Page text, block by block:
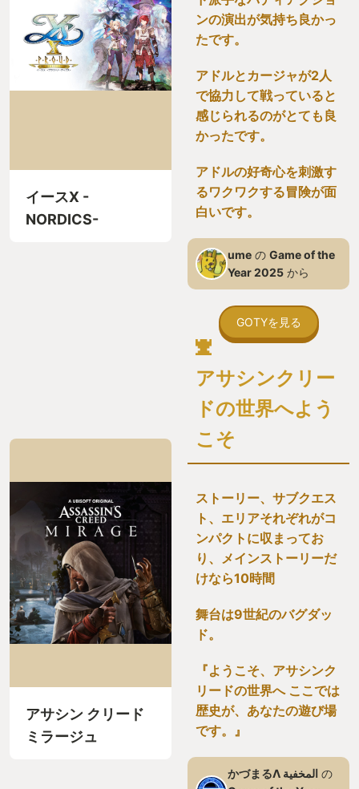
イースX -
NORDICS-
ンの演出が気持ち良かっ
たです。
アドルとカージャが2人
で協力して戦っていると
感じられるのがとても良
かったです。
アドルの好奇心を刺激す
るワクワクする冒険が面
白いです。
ume の Game of the
Year 2025 から
GOTYを見る
アサシン クリード
ミラージュ
アサシンクリー
ドの世界へよう
こそ
ストーリー、サブクエス
ト、エリアそれぞれがコ
ンパクトに収まってお
り、メインストーリーだ
けなら10時間
舞台は9世紀のバグダッ
ド。
『ようこそ、アサシンク
リードの世界へ ここでは
歴史が、あなたの遊び場
です。』
かづまるΛ المخفية の